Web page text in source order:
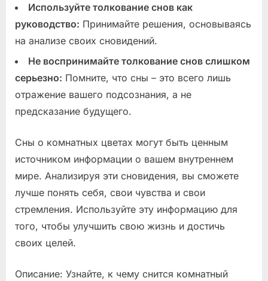
Используйте толкование снов как
руководство: Принимайте решения, основываясь
на анализе своих сновидений.
Не воспринимайте толкование снов слишком
серьезно: Помните, что сны – это всего лишь
отражение вашего подсознания, а не
предсказание будущего.
Сны о комнатных цветах могут быть ценным
источником информации о вашем внутреннем
мире. Анализируя эти сновидения, вы сможете
лучше понять себя, свои чувства и свои
стремления. Используйте эту информацию для
того, чтобы улучшить свою жизнь и достичь
своих целей.
Описание: Узнайте, к чему снится комнатный